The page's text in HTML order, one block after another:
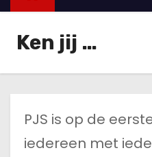
u
Ken jij …
PJS is op de
iedereen met